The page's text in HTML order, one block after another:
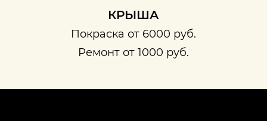
КРЫША
Покраска от 6000 руб.
Ремонт от 1000 руб.